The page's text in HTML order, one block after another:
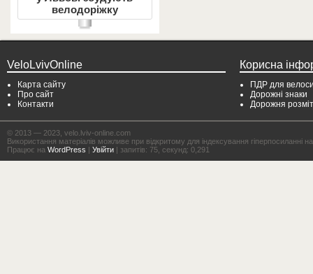
велодоріжку
VeloLvivOnline
Карта сайту
Про сайт
Контакти
Корисна
ПДР для
Дорожні знаки
Дорожня
© 2013 — 2023, velo.lviv-online.com
Використання матеріалів можливе при відкритому для індексування гіперпосиланні
Працює на WordPress | Увійти | запитів: 75, секунд: 0,291